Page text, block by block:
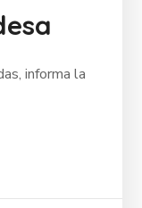
informa la